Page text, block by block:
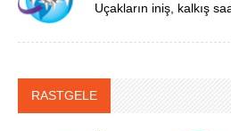
Uçakların iniş, kalkış
RASTGELE